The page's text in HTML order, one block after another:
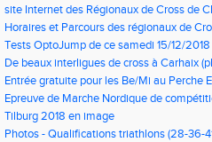
site Internet des Régionaux de Cross de
Horaires et Parcours des régionaux de
Tests OptoJump de ce samedi 15/12/2018
De beaux interligues de cross à Carhaix
Entrée gratuite pour les Be/Mi au Perche
Epreuve de Marche Nordique de
de cross du Loir et Cher
Tilburg 2018 en image
Photos - Qualifications triathlons (28-36-